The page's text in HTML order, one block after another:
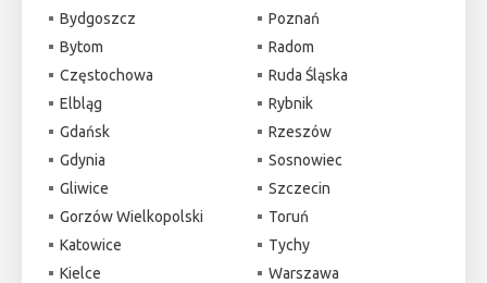
Bydgoszcz
Bytom
Częstochowa
Elbląg
Gdańsk
Gdynia
Gliwice
Gorzów Wielkopolski
Katowice
Kielce
Poznań
Radom
Ruda Śląska
Rybnik
Rzeszów
Sosnowiec
Szczecin
Toruń
Tychy
Warszawa